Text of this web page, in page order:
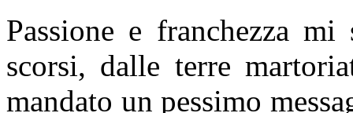
Passione e franchezza
scorsi, dalle terre
mandato un pessimo